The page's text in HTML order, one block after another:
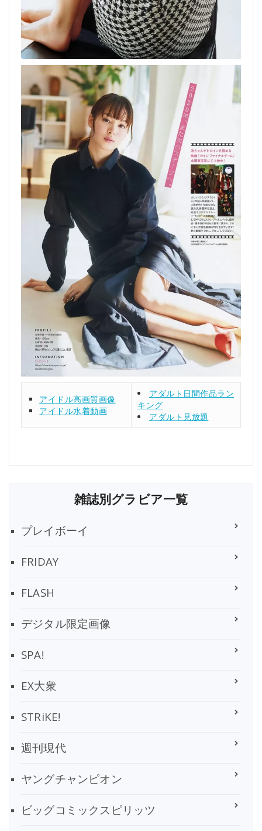
アイドル高画質画像
アイドル水着動画
アダルト日間作品ラン
キング
アダルト見放題
雑誌別グラビア一覧
プレイボーイ
FRIDAY
FLASH
デジタル限定画像
SPA!
EX大衆
STRiKE!
週刊現代
ヤングチャンピオン
ビッグコミックスピリッツ